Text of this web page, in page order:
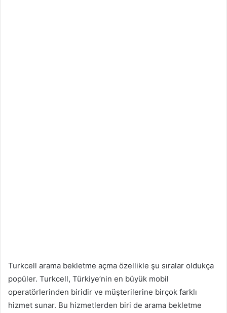
Turkcell arama bekletme açma özellikle şu sıralar oldukça
popüler. Turkcell, Türkiye’nin en büyük mobil
operatörlerinden biridir ve müşterilerine birçok farklı
hizmet sunar. Bu hizmetlerden biri de arama bekletme